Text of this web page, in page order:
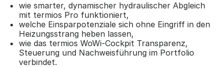
wie smarter, dynamischer hydraulischer Abgleich
mit termios Pro funktioniert,
welche Einsparpotenziale sich ohne Eingriff in den
Heizungsstrang heben lassen,
wie das termios WoWi-Cockpit Transparenz,
Steuerung und Nachweisführung im Portfolio
verbindet.